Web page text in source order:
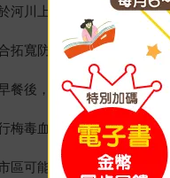
河川上的廊台，戴上眼鏡
拓寬防火巷防空襲的工程
後，回到位於傳教所三
毒血清測試，此時正走
可能遭受的轟炸，剛抵